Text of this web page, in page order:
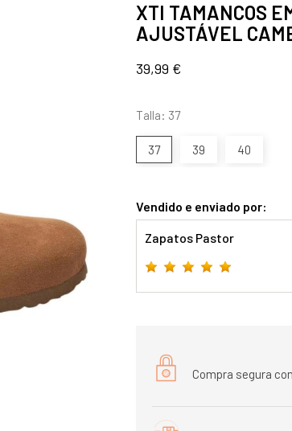
XTI TAMANCOS
AJUSTÁVEL
39,99 €
Talla: 37
37 39 40
Vendido e enviado por:
Zapatos Pastor
Compra segura